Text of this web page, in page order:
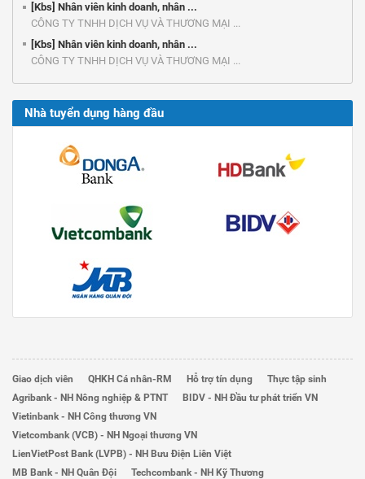
[Kbs] Nhân viên kinh doanh, nhân ...
CÔNG TY TNHH DỊCH VỤ VÀ THƯƠNG MẠI ...
[Kbs] Nhân viên kinh doanh, nhân ...
CÔNG TY TNHH DỊCH VỤ VÀ THƯƠNG MẠI ...
Nhà tuyển dụng hàng đầu
Giao dịch viên QHKH Cá nhân-RM Hỗ trợ tín dụng
Thực tập sinh
Agribank - NH Nông nghiệp & PTNT
BIDV - NH Đầu tư phát triển VN
Vietinbank - NH Công thương VN
Vietcombank (VCB) - NH Ngoại thương VN
LienVietPost Bank (LVPB) - NH Bưu Điện Liên Việt
MB Bank - NH Quân Đội
Techcombank - NH Kỹ Thương